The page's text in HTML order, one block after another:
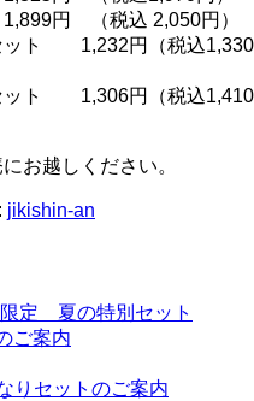
1,899円 （税込 2,050円）
ット 1,232円（税込1,330
ット 1,306円（税込1,410
お越しください。
jikishin-an
定 夏の特別セット
ご案内
りセットのご案内